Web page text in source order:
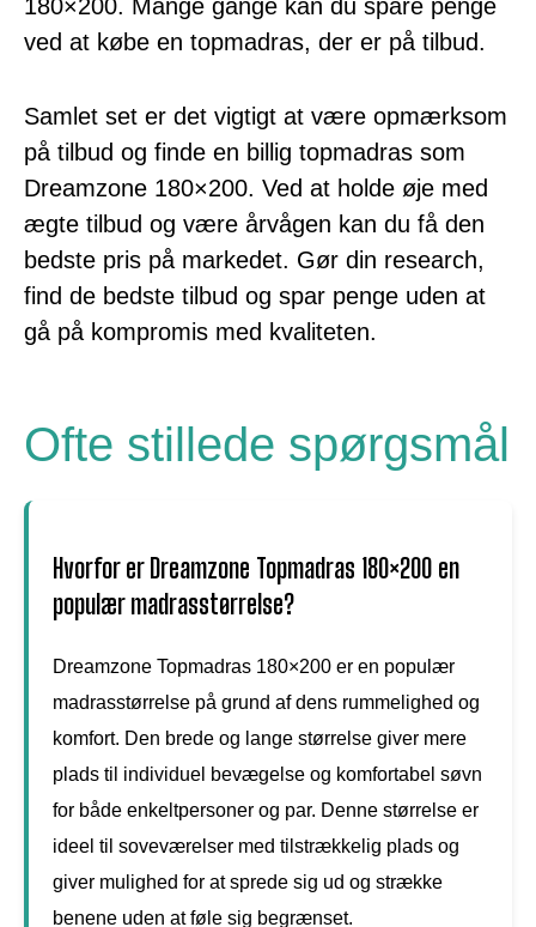
180×200. Mange gange kan du spare penge
ved at købe en topmadras, der er på tilbud.
Samlet set er det vigtigt at være opmærksom
på tilbud og finde en billig topmadras som
Dreamzone 180×200. Ved at holde øje med
ægte tilbud og være årvågen kan du få den
bedste pris på markedet. Gør din research,
find de bedste tilbud og spar penge uden at
gå på kompromis med kvaliteten.
Ofte stillede spørgsmål
Hvorfor er Dreamzone Topmadras 180×200 en
populær madrasstørrelse?
Dreamzone Topmadras 180×200 er en populær
madrasstørrelse på grund af dens rummelighed og
komfort. Den brede og lange størrelse giver mere
plads til individuel bevægelse og komfortabel søvn
for både enkeltpersoner og par. Denne størrelse er
ideel til soveværelser med tilstrækkelig plads og
giver mulighed for at sprede sig ud og strække
benene uden at føle sig begrænset.